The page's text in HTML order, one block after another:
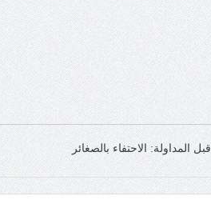
قبل المداولة: الاحتفاء بالصغائر